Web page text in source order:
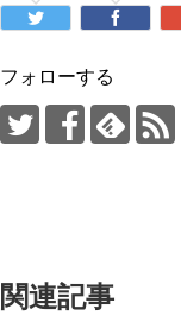
フォローする
関連記事